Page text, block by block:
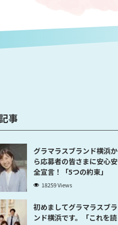
事
グラマラスブランド横浜か
ら応募者の皆さまに安心安
全宣言！「5つの約束」
18259 Views
初めましてグラマラスブラ
ンド横浜です。「これを読